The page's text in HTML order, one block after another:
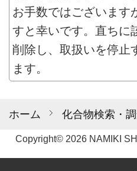
ホーム 化合物検索・
お手数ではございます
すと幸いです。直ちに
削除し、取扱いを停止
ます。
Copyright© 2026 NAMIKI